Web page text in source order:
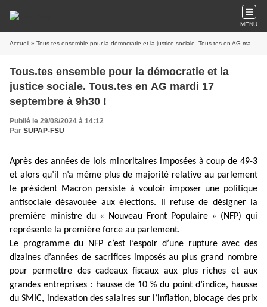
MENU
Accueil » Tous.tes ensemble pour la démocratie et la justice sociale. Tous.tes en AG mardi 17 septembre à 9h30 !
Tous.tes ensemble pour la démocratie et la
justice sociale. Tous.tes en AG mardi 17
septembre à 9h30 !
Publié le 29/08/2024 à 14:12
Par SUPAP-FSU
Après des années de lois minoritaires imposées à coup de 49-3
et alors qu’il n’a même plus de majorité relative au parlement
le président Macron persiste à vouloir imposer une politique
antisociale désavouée aux élections. Il refuse de désigner la
première ministre du « Nouveau Front Populaire » (NFP) qui
représente la première force au parlement.
Le programme du NFP c’est l’espoir d’une rupture avec des
dizaines d’années de sacrifices imposés au plus grand nombre
pour permettre des cadeaux fiscaux aux plus riches et aux
grandes entreprises : hausse de 10 % du point d’indice, hausse
du SMIC, indexation des salaires sur l’inflation, blocage des prix